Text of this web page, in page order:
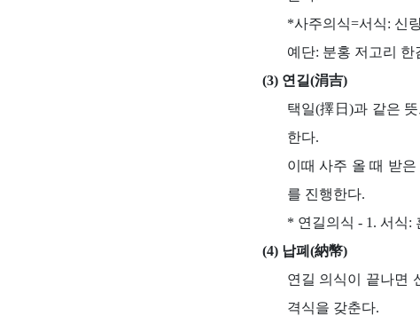
*사주의식=서식: 신
예단: 분홍 저고리 한
(3) 연길(涓吉)
택일(擇日)과 같은
한다.
이때 사주 올 때 받
를 진행한다.
* 연길의식 - 1. 서식:
(4) 납폐(納幣)
연길 의식이 끝나면
격식을 갖춘다.